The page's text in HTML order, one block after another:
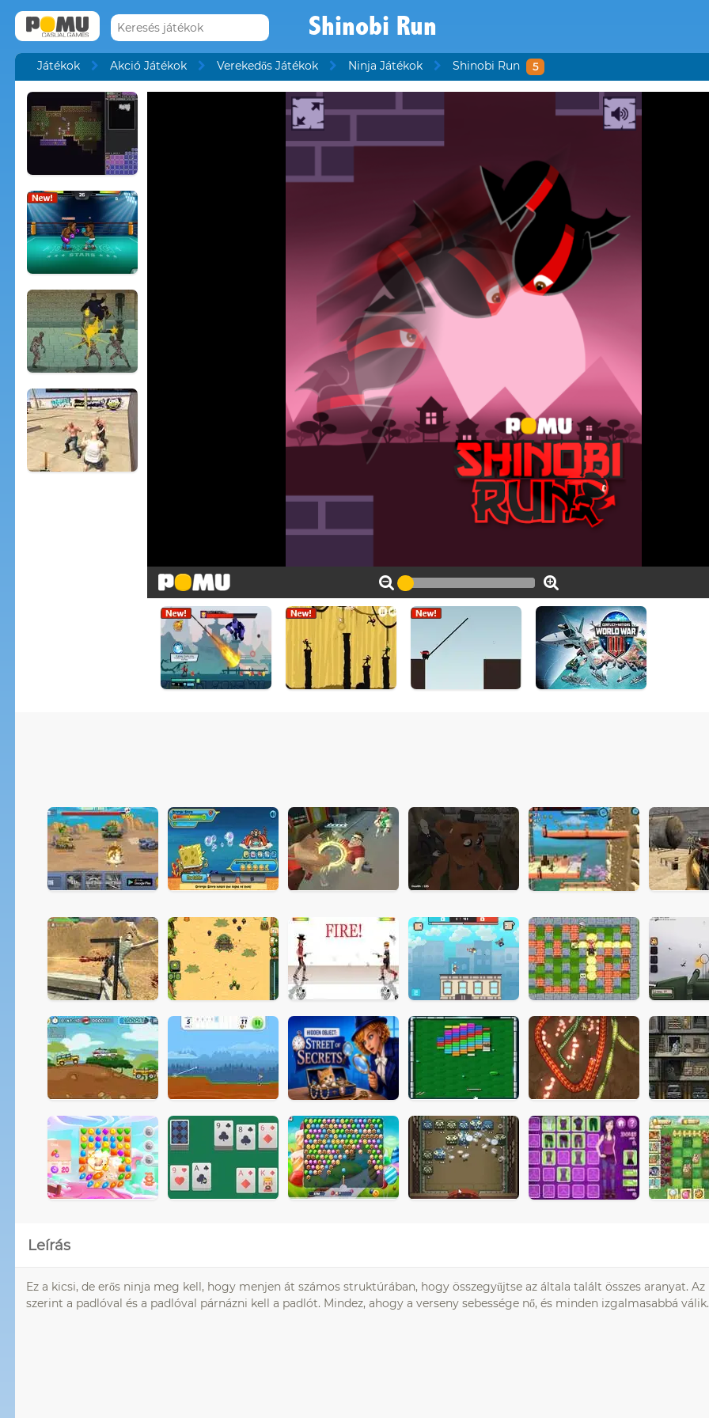
Shinobi Run
Játékok Akció Játékok Verekedős Játékok Ninja Játékok Shinobi Run 5
Leírás
Ez a kicsi, de erős ninja meg kell, hogy menjen át számos struktúrában, hogy összegyűjtse az általa talált összes aranyat.
szerint a padlóval és a padlóval párnázni kell a padlót. Mindez, ahogy a verseny sebessége nő, és minden izgalmasabbá válik.